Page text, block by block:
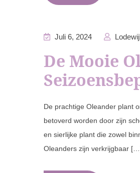
Juli 6, 2024
De Mooie
De prachtige Oleander plant
betoverd worden door zijn
en sierlijke plant die zowel
Oleanders zijn verkrijgbaar